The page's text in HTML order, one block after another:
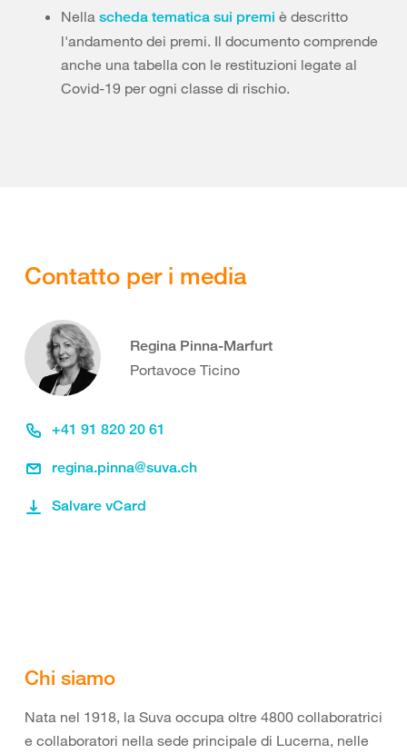
Nella scheda tematica sui premi è descritto
l'andamento dei premi. Il documento comprende
anche una tabella con le restituzioni legate al
Covid-19 per ogni classe di rischio.
Contatto per i media
Regina Pinna-Marfurt
Portavoce Ticino
+41 91 820 20 61
regina.pinna@suva.ch
Salvare vCard
Chi siamo
Nata nel 1918, la Suva occupa oltre 4800 collaboratrici
e collaboratori nella sede principale di Lucerna, nelle